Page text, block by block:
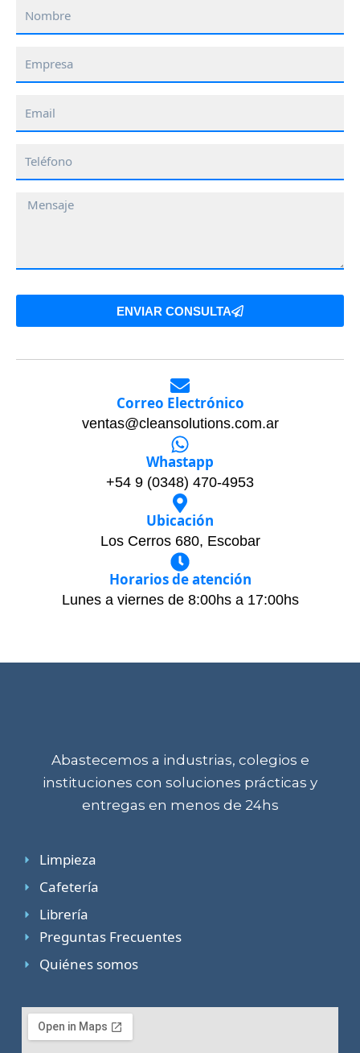
Nombre
Empresa
Teléfono
Mensaje
ENVIAR CONSULTA
Correo Electrónico
ventas@cleansolutions.com.ar
Whastapp
+54 9 (0348) 470-4953
Ubicación
Los Cerros 680, Escobar
Horarios de atención
Lunes a viernes de 8:00hs a 17:00hs
Abastecemos a industrias, colegios e
instituciones con soluciones prácticas y
entregas en menos de 24hs
Limpieza
Cafetería
Librería
Preguntas Frecuentes
Quiénes somos